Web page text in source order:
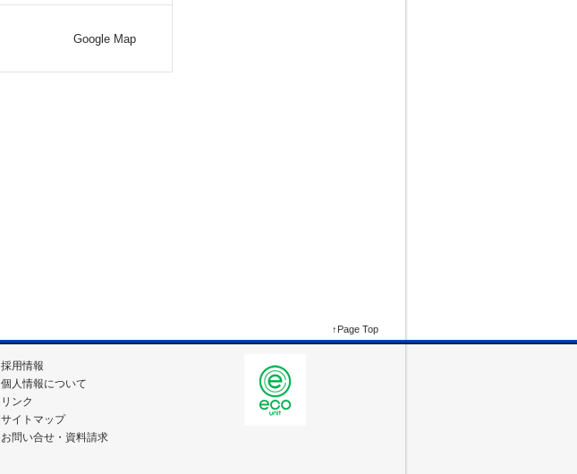
Google Map
↑Page Top
採用情報
個人情報について
リンク
サイトマップ
お問い合せ・資料請求